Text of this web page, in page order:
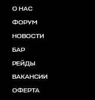
О НАС
ФОРУМ
НОВОСТИ
БАР
РЕЙДЫ
ВАКАНСИИ
ОФЕРТА